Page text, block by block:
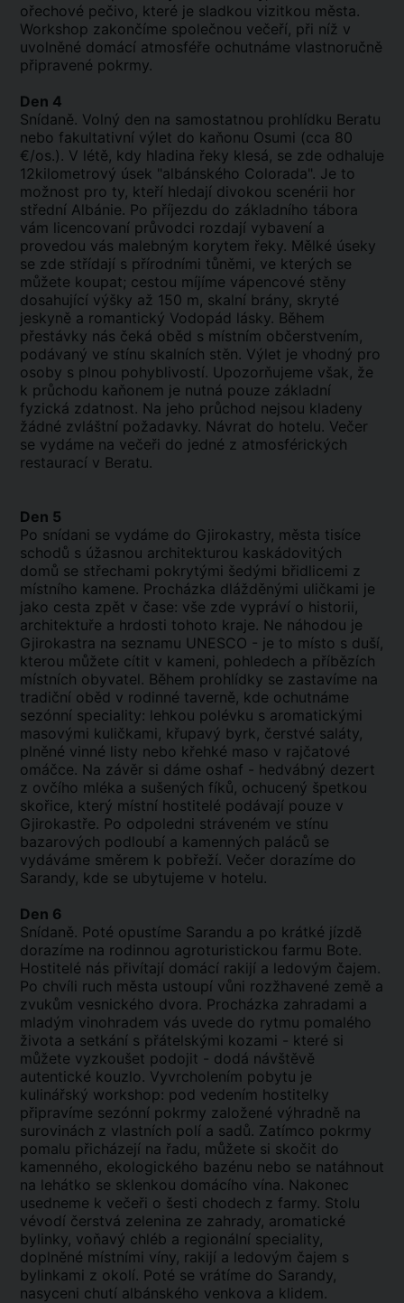
ořechové pečivo, které je sladkou vizitkou města.
Workshop zakončíme společnou večeří, při níž v
uvolněné domácí atmosféře ochutnáme vlastnoručně
připravené pokrmy.
Den 4
Snídaně. Volný den na samostatnou prohlídku Beratu
nebo fakultativní výlet do kaňonu Osumi (cca 80
€/os.). V létě, kdy hladina řeky klesá, se zde odhaluje
12kilometrový úsek "albánského Colorada". Je to
možnost pro ty, kteří hledají divokou scenérii hor
střední Albánie. Po příjezdu do základního tábora
vám licencovaní průvodci rozdají vybavení a
provedou vás malebným korytem řeky. Mělké úseky
se zde střídají s přírodními tůněmi, ve kterých se
můžete koupat; cestou míjíme vápencové stěny
dosahující výšky až 150 m, skalní brány, skryté
jeskyně a romantický Vodopád lásky. Během
přestávky nás čeká oběd s místním občerstvením,
podávaný ve stínu skalních stěn. Výlet je vhodný pro
osoby s plnou pohyblivostí. Upozorňujeme však, že
k průchodu kaňonem je nutná pouze základní
fyzická zdatnost. Na jeho průchod nejsou kladeny
žádné zvláštní požadavky. Návrat do hotelu. Večer
se vydáme na večeři do jedné z atmosférických
restaurací v Beratu.
Den 5
Po snídani se vydáme do Gjirokastry, města tisíce
schodů s úžasnou architekturou kaskádovitých
domů se střechami pokrytými šedými břidlicemi z
místního kamene. Procházka dlážděnými uličkami je
jako cesta zpět v čase: vše zde vypráví o historii,
architektuře a hrdosti tohoto kraje. Ne náhodou je
Gjirokastra na seznamu UNESCO - je to místo s duší,
kterou můžete cítit v kameni, pohledech a příbězích
místních obyvatel. Během prohlídky se zastavíme na
tradiční oběd v rodinné taverně, kde ochutnáme
sezónní speciality: lehkou polévku s aromatickými
masovými kuličkami, křupavý byrk, čerstvé saláty,
plněné vinné listy nebo křehké maso v rajčatové
omáčce. Na závěr si dáme oshaf - hedvábný dezert
z ovčího mléka a sušených fíků, ochucený špetkou
skořice, který místní hostitelé podávají pouze v
Gjirokastře. Po odpoledni stráveném ve stínu
bazarových podloubí a kamenných paláců se
vydáváme směrem k pobřeží. Večer dorazíme do
Sarandy, kde se ubytujeme v hotelu.
Den 6
Snídaně. Poté opustíme Sarandu a po krátké jízdě
dorazíme na rodinnou agroturistickou farmu Bote.
Hostitelé nás přivítají domácí rakijí a ledovým čajem.
Po chvíli ruch města ustoupí vůni rozžhavené země a
zvukům vesnického dvora. Procházka zahradami a
mladým vinohradem vás uvede do rytmu pomalého
života a setkání s přátelskými kozami - které si
můžete vyzkoušet podojit - dodá návštěvě
autentické kouzlo. Vyvrcholením pobytu je
kulinářský workshop: pod vedením hostitelky
připravíme sezónní pokrmy založené výhradně na
surovinách z vlastních polí a sadů. Zatímco pokrmy
pomalu přicházejí na řadu, můžete si skočit do
kamenného, ekologického bazénu nebo se natáhnout
na lehátko se sklenkou domácího vína. Nakonec
usedneme k večeři o šesti chodech z farmy. Stolu
vévodí čerstvá zelenina ze zahrady, aromatické
bylinky, voňavý chléb a regionální speciality,
doplněné místními víny, rakijí a ledovým čajem s
bylinkami z okolí. Poté se vrátíme do Sarandy,
nasyceni chutí albánského venkova a klidem.